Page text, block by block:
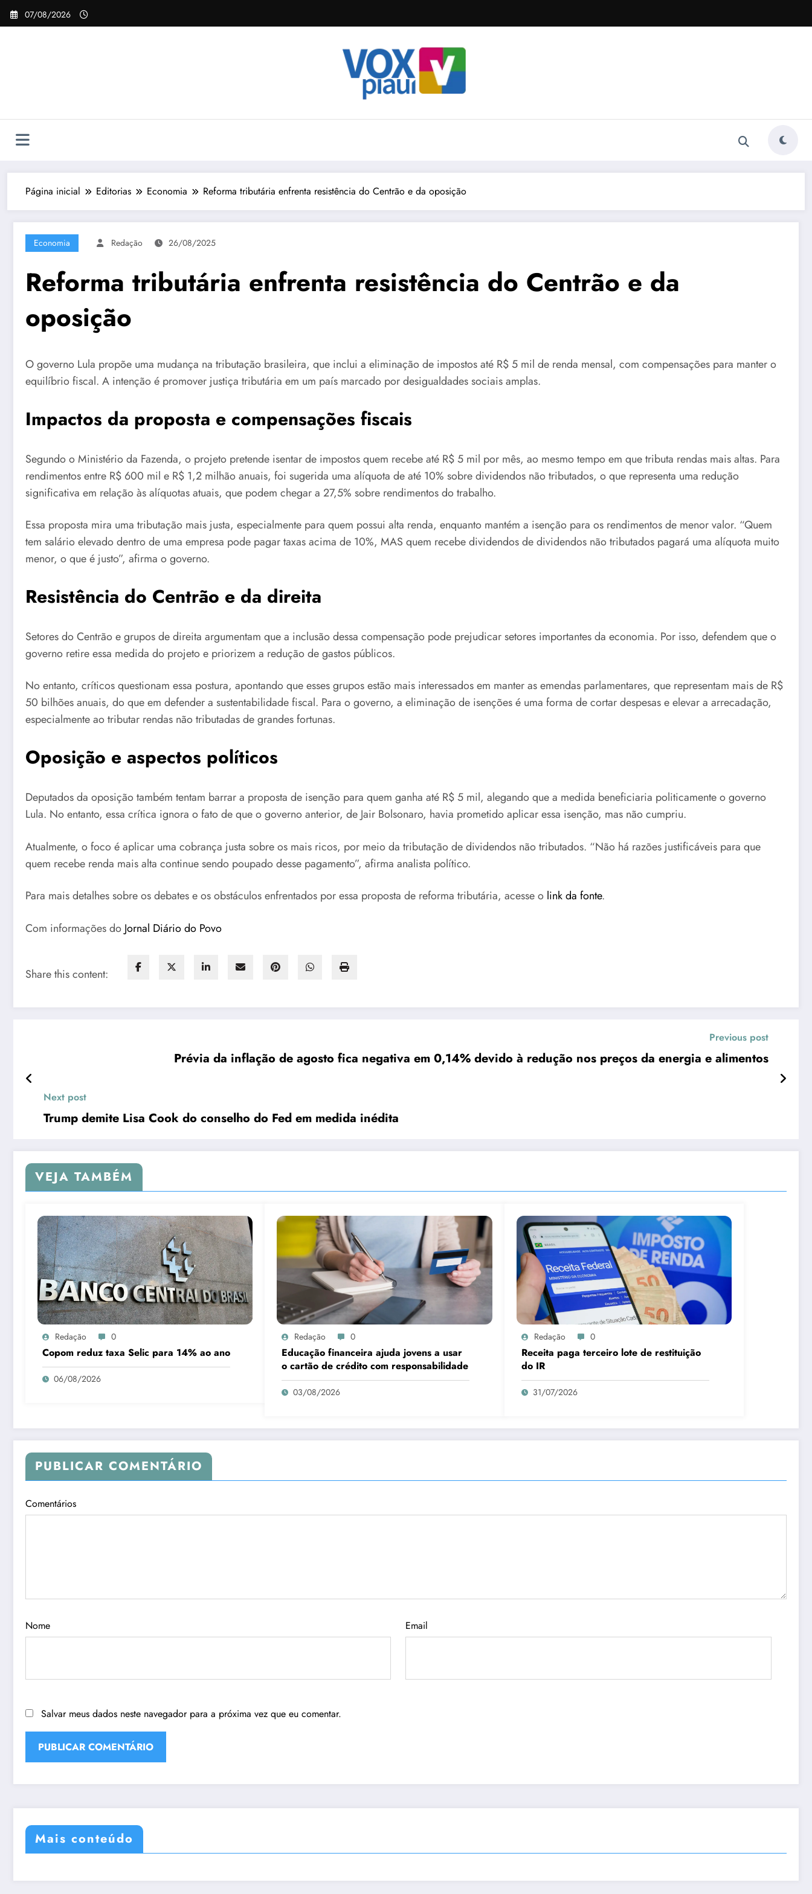
Pular
para
07/08/2026
Página inicial Editorias Economia Reforma tributária enfrenta resistência do Centrão e da oposição
Economia Redação 26/08/2025
Reforma tributária enfrenta resistência do Centrão e da
oposição
O governo Lula propõe uma mudança na tributação brasileira, que inclui a eliminação de impostos até R$ 5 mil de renda mensal, com compensações para manter o
equilíbrio fiscal. A intenção é promover justiça tributária em um país marcado por desigualdades sociais amplas.
Impactos da proposta e compensações fiscais
Segundo o Ministério da Fazenda, o projeto pretende isentar de impostos quem recebe até R$ 5 mil por mês, ao mesmo tempo em que tributa rendas mais altas. Para
rendimentos entre R$ 600 mil e R$ 1,2 milhão anuais, foi sugerida uma alíquota de até 10% sobre dividendos não tributados, o que representa uma redução
significativa em relação às alíquotas atuais, que podem chegar a 27,5% sobre rendimentos do trabalho.
Essa proposta mira uma tributação mais justa, especialmente para quem possui alta renda, enquanto mantém a isenção para os rendimentos de menor valor. “Quem
tem salário elevado dentro de uma empresa pode pagar taxas acima de 10%, MAS quem recebe dividendos de dividendos não tributados pagará uma alíquota muito
menor, o que é justo”, afirma o governo.
Resistência do Centrão e da direita
Setores do Centrão e grupos de direita argumentam que a inclusão dessa compensação pode prejudicar setores importantes da economia. Por isso, defendem que o
governo retire essa medida do projeto e priorizem a redução de gastos públicos.
No entanto, críticos questionam essa postura, apontando que esses grupos estão mais interessados em manter as emendas parlamentares, que representam mais de R$
50 bilhões anuais, do que em defender a sustentabilidade fiscal. Para o governo, a eliminação de isenções é uma forma de cortar despesas e elevar a arrecadação,
especialmente ao tributar rendas não tributadas de grandes fortunas.
Oposição e aspectos políticos
Deputados da oposição também tentam barrar a proposta de isenção para quem ganha até R$ 5 mil, alegando que a medida beneficiaria politicamente o governo
Lula. No entanto, essa crítica ignora o fato de que o governo anterior, de Jair Bolsonaro, havia prometido aplicar essa isenção, mas não cumpriu.
Atualmente, o foco é aplicar uma cobrança justa sobre os mais ricos, por meio da tributação de dividendos não tributados. “Não há razões justificáveis para que
quem recebe renda mais alta continue sendo poupado desse pagamento”, afirma analista político.
Para mais detalhes sobre os debates e os obstáculos enfrentados por essa proposta de reforma tributária, acesse o link da fonte.
Com informações do Jornal Diário do Povo
Share this content:
Previous post
Prévia da inflação de agosto fica negativa em 0,14% devido à redução nos preços da energia e alimentos
Next post
Trump demite Lisa Cook do conselho do Fed em medida inédita
VEJA TAMBÉM
Redação 0
Copom reduz taxa Selic para 14% ao ano
06/08/2026
Redação 0
Educação financeira ajuda jovens a usar
o cartão de crédito com responsabilidade
03/08/2026
Redação 0
Receita paga terceiro lote de restituição
do IR
31/07/2026
PUBLICAR COMENTÁRIO
Comentários
Nome Email
Salvar meus dados neste navegador para a próxima vez que eu comentar.
Mais conteúdo